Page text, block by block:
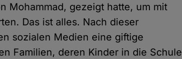
Mohammad, gezeigt hatte, um mit
Das ist alles. Nach dieser
sozialen Medien eine giftige
Familien, deren Kinder in die Schule